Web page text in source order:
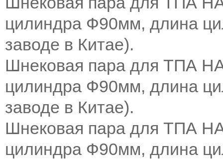
цилиндра Ф90мм, длина
заводе в Китае).
Шнековая пара для ТПА
цилиндра Ф90мм, длина
заводе в Китае).
Шнековая пара для ТПА
цилиндра Ф90мм, длина